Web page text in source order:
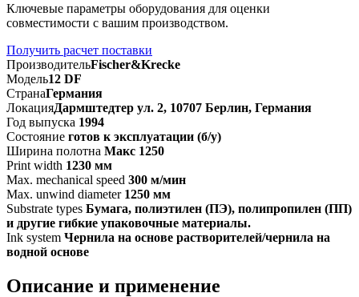
Ключевые параметры оборудования для оценки
совместимости с вашим производством.
Получить расчет поставки
ПроизводительFischer&Krecke
Модель12 DF
СтранаГермания
ЛокацияДармштедтер ул. 2, 10707 Берлин, Германия
Год выпуска 1994
Состояние готов к эксплуатации (б/у)
Ширина полотна Макс 1250
Print width 1230 мм
Max. mechanical speed 300 м/мин
Max. unwind diameter 1250 мм
Substrate types Бумага, полиэтилен (ПЭ), полипропилен (ПП)
и другие гибкие упаковочные материалы.
Ink system Чернила на основе растворителей/чернила на
водной основе
Описание и применение